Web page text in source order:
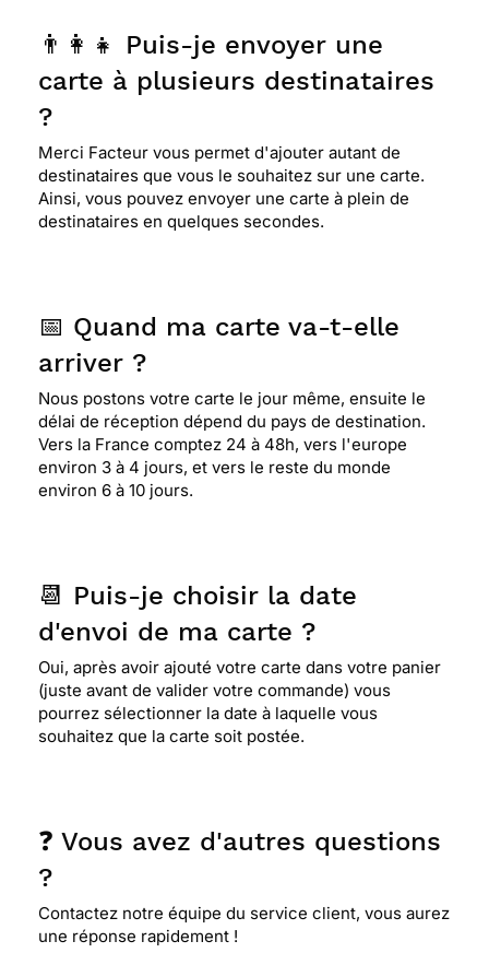
👨‍👩‍👧 Puis-je envoyer une
carte à plusieurs destinataires
?
Merci Facteur vous permet d'ajouter autant de
destinataires que vous le souhaitez sur une carte.
Ainsi, vous pouvez envoyer une carte à plein de
destinataires en quelques secondes.
📅 Quand ma carte va-t-elle
arriver ?
Nous postons votre carte le jour même, ensuite le
délai de réception dépend du pays de destination.
Vers la France comptez 24 à 48h, vers l'europe
environ 3 à 4 jours, et vers le reste du monde
environ 6 à 10 jours.
📆 Puis-je choisir la date
d'envoi de ma carte ?
Oui, après avoir ajouté votre carte dans votre panier
(juste avant de valider votre commande) vous
pourrez sélectionner la date à laquelle vous
souhaitez que la carte soit postée.
❓ Vous avez d'autres questions
?
Contactez notre équipe du service client, vous aurez
une réponse rapidement !